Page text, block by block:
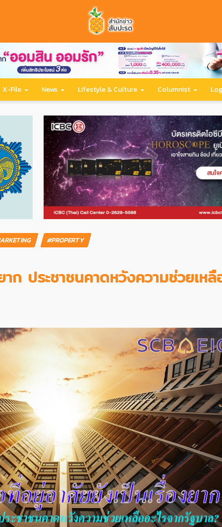
X-File News Lifestyle & Culture Columnist
#PROPERTY
ก ประชาชนคาดหวังความช่วยเหลื